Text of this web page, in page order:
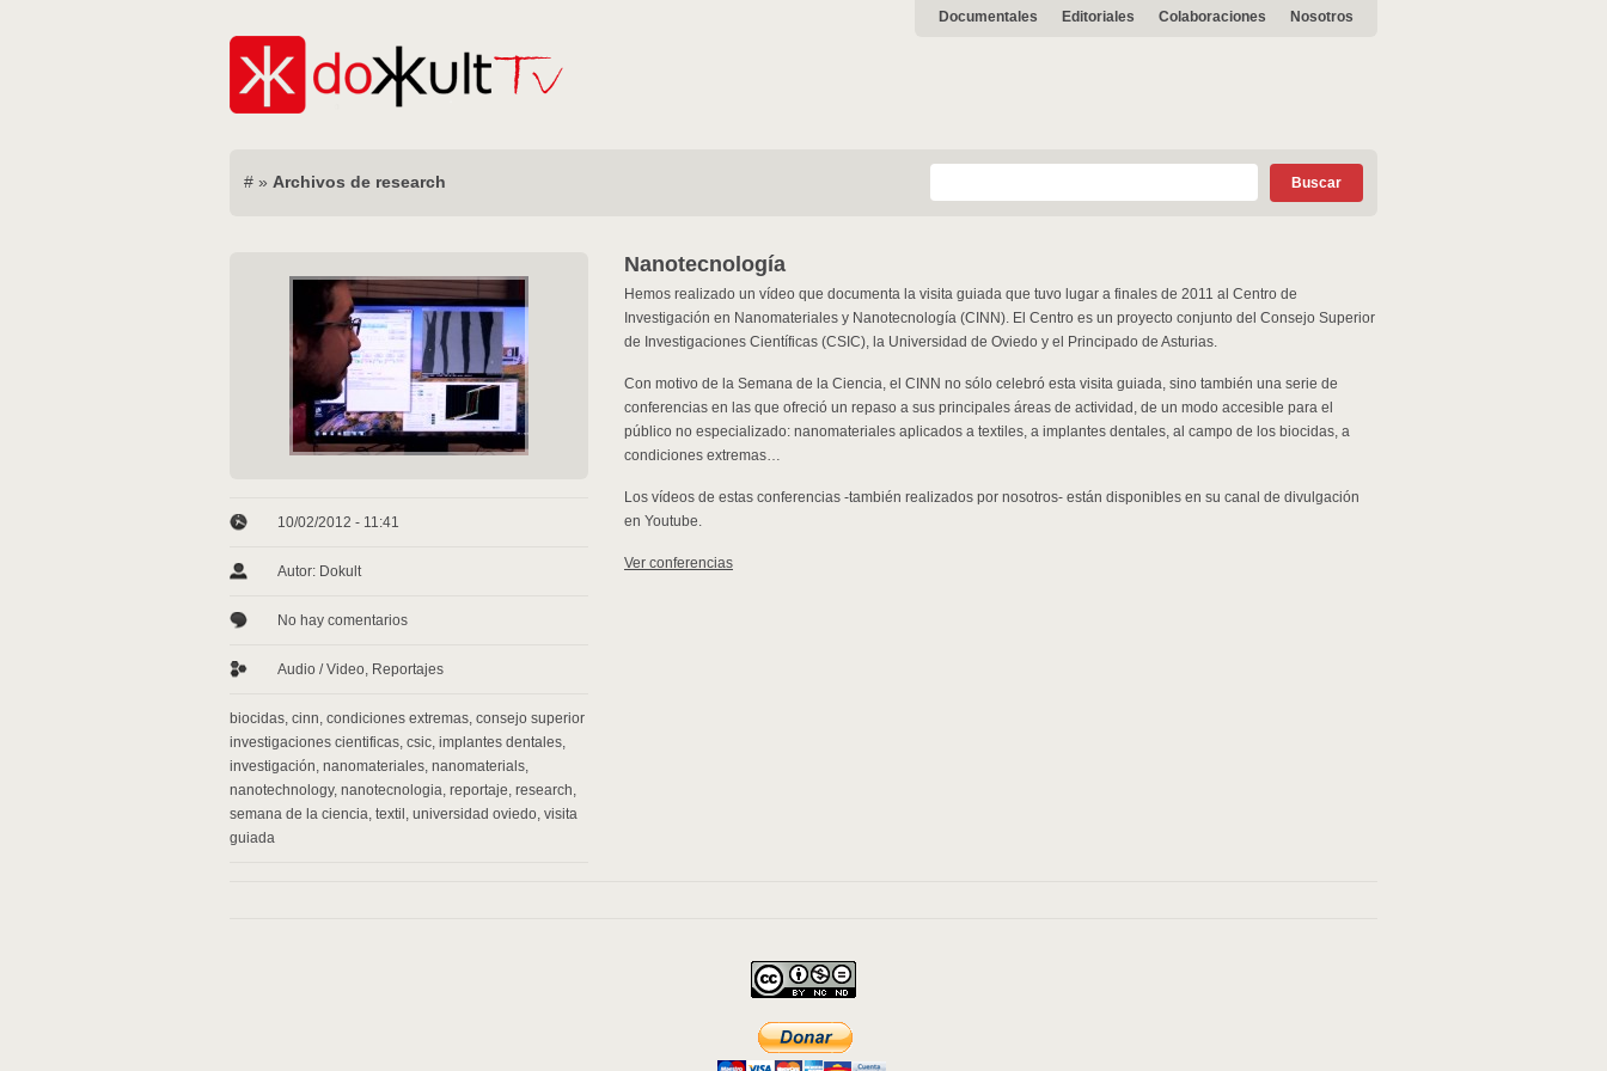
Documentales Editoriales Colaboraciones Nosotros
# » Archivos de research
10/02/2012 - 11:41
Autor: Dokult
No hay comentarios
Audio / Video, Reportajes
biocidas, cinn, condiciones extremas, consejo superior
investigaciones cientificas, csic, implantes dentales,
investigación, nanomateriales, nanomaterials,
nanotechnology, nanotecnologia, reportaje, research,
semana de la ciencia, textil , universidad oviedo, visita
guiada
Nanotecnología
Hemos realizado un vídeo que documenta la visita guiada que tuvo lugar a finales de 2011 al Centro de
Investigación en Nanomateriales y Nanotecnología (CINN). El Centro es un proyecto conjunto del Consejo Superior
de Investigaciones Científicas (CSIC), la Universidad de Oviedo y el Principado de Asturias.
Con motivo de la Semana de la Ciencia, el CINN no sólo celebró esta visita guiada, sino también una serie de
conferencias en las que ofreció un repaso a sus principales áreas de actividad, de un modo accesible para el
público no especializado: nanomateriales aplicados a textiles, a implantes dentales, al campo de los biocidas, a
condiciones extremas…
Los vídeos de estas conferencias -también realizados por nosotros- están disponibles en su canal de divulgación
en Youtube.
Ver conferencias